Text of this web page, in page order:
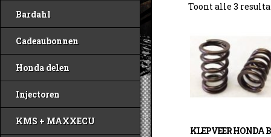
Bardahl
Cadeaubonnen
Honda delen
Injectoren
KMS + MAXXECU
Toont alle 3
KLEPVEER HONDA